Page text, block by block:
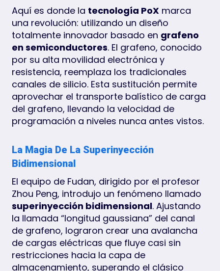
Aquí es donde la tecnología PoX marca
una revolución: utilizando un diseño
totalmente innovador basado en grafeno
en semiconductores. El grafeno, conocido
por su alta movilidad electrónica y
resistencia, reemplaza los tradicionales
canales de silicio. Esta sustitución permite
aprovechar el transporte balístico de carga
del grafeno, llevando la velocidad de
programación a niveles nunca antes vistos.
La Magia De La Superinyección
Bidimensional
El equipo de Fudan, dirigido por el profesor
Zhou Peng, introdujo un fenómeno llamado
superinyección bidimensional. Ajustando
la llamada “longitud gaussiana” del canal
de grafeno, lograron crear una avalancha
de cargas eléctricas que fluye casi sin
restricciones hacia la capa de
almacenamiento, superando el clásico